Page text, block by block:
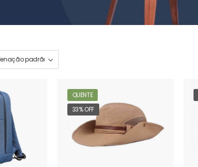
QUENTE
33% OFF